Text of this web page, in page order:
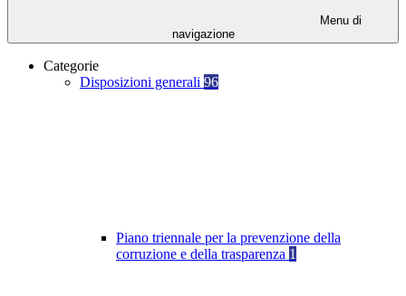
Menu di
navigazione
Categorie
Disposizioni generali 96
Piano triennale per la prevenzione della
corruzione e della trasparenza 1